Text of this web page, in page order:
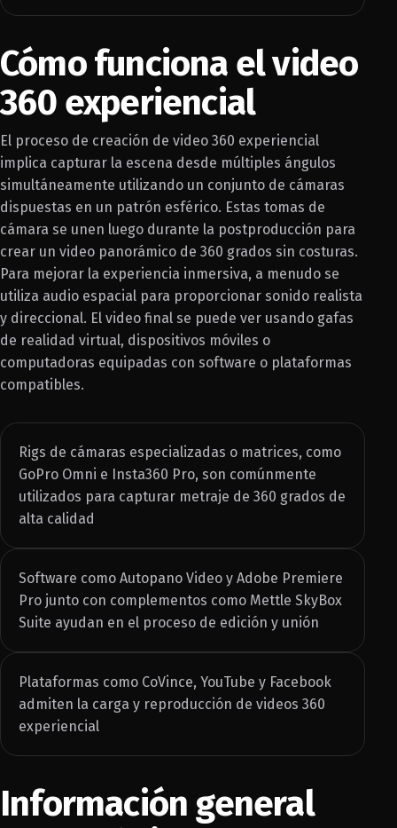
Cómo funciona el video
360 experiencial
El proceso de creación de video 360 experiencial
implica capturar la escena desde múltiples ángulos
simultáneamente utilizando un conjunto de cámaras
dispuestas en un patrón esférico. Estas tomas de
cámara se unen luego durante la postproducción para
crear un video panorámico de 360 grados sin costuras.
Para mejorar la experiencia inmersiva, a menudo se
utiliza audio espacial para proporcionar sonido realista
y direccional. El video final se puede ver usando gafas
de realidad virtual, dispositivos móviles o
computadoras equipadas con software o plataformas
compatibles.
Rigs de cámaras especializadas o matrices, como
GoPro Omni e Insta360 Pro, son comúnmente
utilizados para capturar metraje de 360 grados de
alta calidad
Software como Autopano Video y Adobe Premiere
Pro junto con complementos como Mettle SkyBox
Suite ayudan en el proceso de edición y unión
Plataformas como CoVince, YouTube y Facebook
admiten la carga y reproducción de videos 360
experiencial
Información general